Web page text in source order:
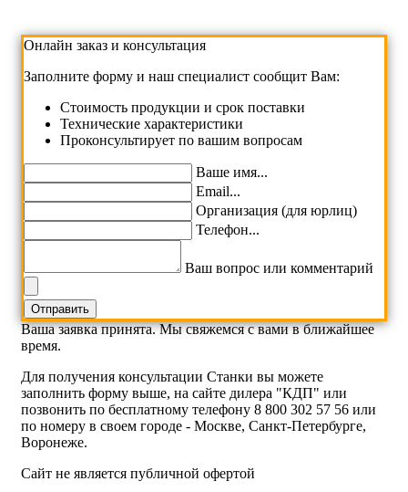
Онлайн заказ и консультация
Заполните форму и наш специалист сообщит Вам:
Cтоимость продукции и срок поставки
Технические характеристики
Проконсультирует по вашим вопросам
Ваше имя...
Email...
Организация (для юрлиц)
Телефон...
Ваш вопрос или комментарий
Ваша заявка принята. Мы свяжемся с вами в ближайшее
время.
Для получения консультации Станки вы можете
заполнить форму выше, на сайте дилера "КДП" или
позвонить по бесплатному телефону 8 800 302 57 56 или
по номеру в своем городе - Москве, Санкт-Петербурге,
Воронеже.
Сайт не является публичной офертой